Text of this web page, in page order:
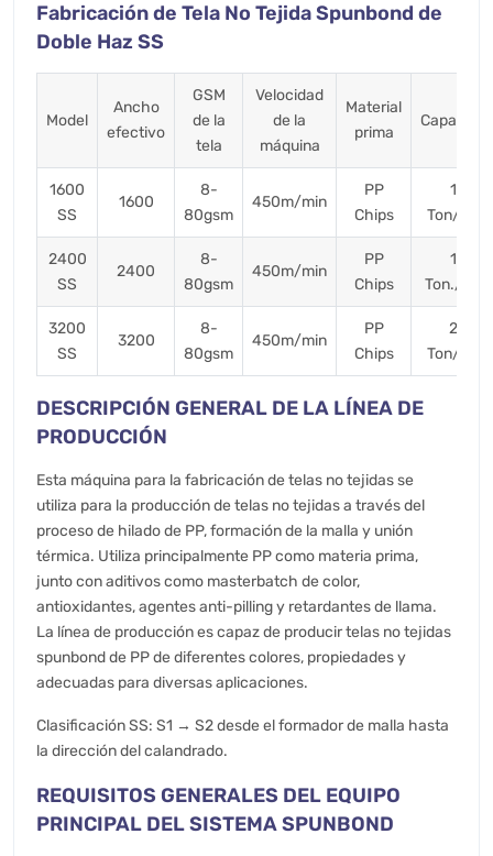
Fabricación de Tela No Tejida Spunbond de
Doble Haz SS
Model
Ancho
efectivo
GSM
de la
tela
Velocidad
de la
máquina
Material
prima
1600
SS
1600
8-
80gsm
450m/min
PP
Chips
10
Ton/Day
2400
SS
2400
8-
80gsm
450m/min
PP
Chips
15
Ton./Day
3200
SS
3200
8-
80gsm
450m/min
PP
Chips
20
Ton/Day
DESCRIPCIÓN GENERAL DE LA LÍNEA DE
PRODUCCIÓN
Esta máquina para la fabricación de telas no tejidas se
utiliza para la producción de telas no tejidas a través del
proceso de hilado de PP, formación de la malla y unión
térmica. Utiliza principalmente PP como materia prima,
junto con aditivos como masterbatch de color,
antioxidantes, agentes anti-pilling y retardantes de llama.
La línea de producción es capaz de producir telas no tejidas
spunbond de PP de diferentes colores, propiedades y
adecuadas para diversas aplicaciones.
Clasificación SS: S1 → S2 desde el formador de malla hasta
la dirección del calandrado.
REQUISITOS GENERALES DEL EQUIPO
PRINCIPAL DEL SISTEMA SPUNBOND